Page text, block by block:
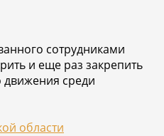
сотрудниками
и еще раз закрепить
среди
области